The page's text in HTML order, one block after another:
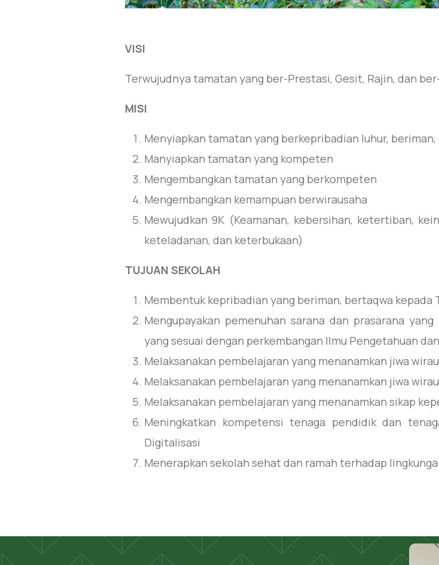
VISI
Terwujudnya tamatan yang ber-Prestasi, Gesit, Rajin, dan
MISI
Menyiapkan tamatan yang berkepribadian luhur, beriman,
Manyiapkan tamatan yang kompeten
Mengembangkan tamatan yang berkompeten
Mengembangkan kemampuan berwirausaha
Mewujudkan 9K (Keamanan, kebersihan, ketertiban,
keteladanan, dan keterbukaan)
TUJUAN SEKOLAH
Membentuk kepribadian yang beriman, bertaqwa kepada
Mengupayakan pemenuhan sarana dan prasarana
yang sesuai dengan perkembangan Ilmu Pengetahuan
Melaksanakan pembelajaran yang menanamkan jiwa
Melaksanakan pembelajaran yang menanamkan jiwa
Melaksanakan pembelajaran yang menanamkan sikap
Meningkatkan kompetensi tenaga pendidik dan
Digitalisasi
Menerapkan sekolah sehat dan ramah terhadap